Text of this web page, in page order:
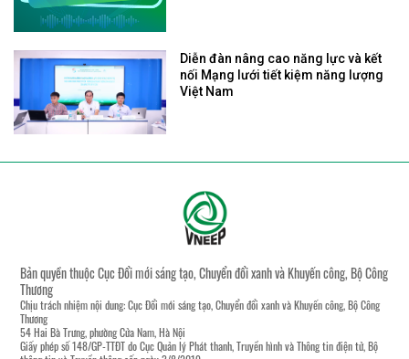
Diễn đàn nâng cao năng lực và kết
nối Mạng lưới tiết kiệm năng lượng
Việt Nam
Bản quyền thuộc Cục Đổi mới sáng tạo, Chuyển đổi xanh và Khuyến công, Bộ Công
Thương
Chịu trách nhiệm nội dung: Cục Đổi mới sáng tạo, Chuyển đổi xanh và Khuyến công, Bộ Công
Thương
54 Hai Bà Trưng, phường Cửa Nam, Hà Nội
Giấy phép số 148/GP-TTĐT do Cục Quản lý Phát thanh, Truyền hình và Thông tin điện tử, Bộ